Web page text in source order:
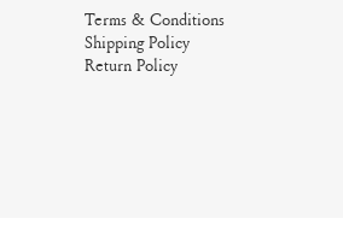
Terms & Conditions
Shipping Policy
Return Policy